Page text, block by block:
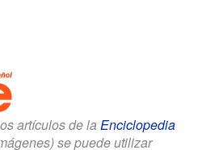
artículos de la Enciclopedia
se puede utilizar